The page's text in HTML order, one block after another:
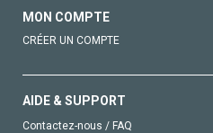
MON COMPTE
CRÉER UN COMPTE
AIDE & SUPPORT
Contactez-nous / FAQ